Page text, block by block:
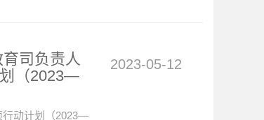
司负责人
（2023—
行动计划（2023—
2023-05-12